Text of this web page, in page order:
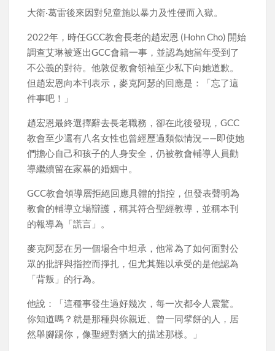
大衛·葛雷後來因對兒童施以暴力及性侵而入獄。
2022年，時任GCC教會長老的趙宏恩 (Hohn Cho) 開始
調查艾琳被逐出GCC會籍一事，並認為她當年受到了
不公義的對待。他敦促教會領袖至少私下向她道歉。
但趙宏恩向本刊表示，麥克阿瑟的回應是：「忘了這
件事吧！」
趙宏恩最終選擇辭去長老職務，卻在此後發現，GCC
教會至少還有八名女性也曾經歷過類似情況——即使她
們擔心自己和孩子的人身安全，仍被教會輔導人員勸
導繼續留在家暴的婚姻中。
GCC教會領導層拒絕回應具體的指控，但發表聲明為
教會的輔導立場辯護，稱其符合聖經教導，並稱本刊
的報導為「謊言」。
麥克阿瑟在另一個場合中坦承，他常為了如何面對公
眾的批評與指控而掙扎，但尤其難以承受的是他認為
「背叛」的行為。
他說：「這種事發生過好幾次，每一次都令人震驚。
你知道嗎？就是那種與你親近、曾一同擘餅的人，居
然舉腳踢你，像聖經對猶大的描述那樣。」